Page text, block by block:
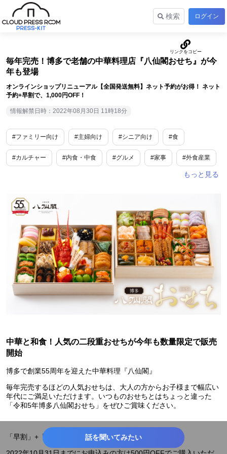
検索 ログイン
毎年完売！博多で老舗の中華料理店『八仙閣おせち』が今
年も登場
オンラインショップリニューアル【全国発送無料】ネット予約がお得！ ネット
予約+早割で、1,000円OFF！
情報解禁日時：2022年08月30日 11時18分
#ファミリー向け #主婦向け #シニア向け #食
#カルチャー #内食・中食 #グルメ #家事 #外食産業
#ギフト
#ご褒美
#年末年始 #お中元・お歳暮 #九州地方
#福岡
中華と和食！人気の二段重おせちが今年も数量限定で販売
開始
博多で創業55周年を迎えた中華料理『八仙閣』
毎年完売するほどの人気おせちは、大人の方からお子様まで幅広い
年代にご満足いただけます。いつものおせちとはちょっと違った
「令和5年博多八仙閣おせち」をぜひご賞味ください。
「早割」+「ネット予約」がお得！
話を聞いてみたい